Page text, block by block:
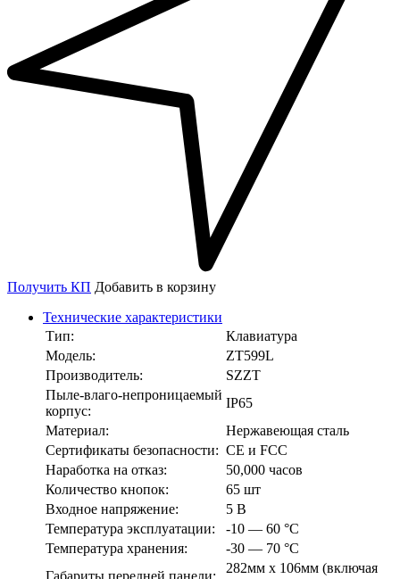
Получить КП Добавить в корзину
Технические характеристики
Тип:
Клавиатура
Модель:
ZT599L
Производитель:
SZZT
Пыле-влаго-непроницаемый
корпус:
IP65
Материал:
Нержавеющая сталь
Сертификаты безопасности: CE и FCC
Наработка на отказ:
50,000 часов
Количество кнопок:
65 шт
Входное напряжение:
5 В
Температура эксплуатации:
-10 — 60 °С
Температура хранения:
-30 — 70 °С
282мм х 106мм (включая